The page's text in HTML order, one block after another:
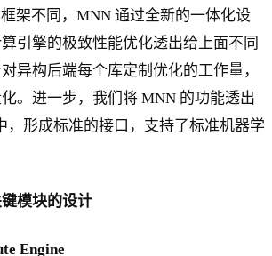
架不同，MNN 通过全新的一体化设
引擎的极致性能优化透出给上面不同
异构后端每个库定制优化的工作量，
。进一步，我们将 MNN 的功能透出
，形成标准的接口，支持了标准机器学
模块的设计
Engine